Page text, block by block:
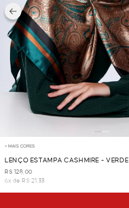
+ MAIS CORES
LENÇO ESTAMPA CASHMIRE - VERDE
R$ 128,00
6x de R$ 21,33